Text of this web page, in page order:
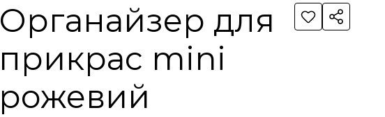
Органайзер для
прикрас mini
рожевий